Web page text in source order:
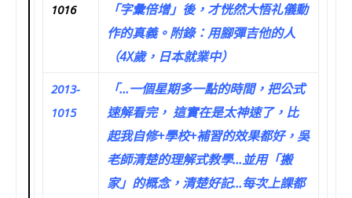
1016
「字彙倍增」後，才恍然大悟礼儀動
作的真義。附錄：用腳彈吉他的人
（4X歲，日本就業中）
2013-
1015
「…一個星期多一點的時間，把公式
速解看完， 這實在是太神速了，比
起我自修+學校+補習的效果都好，吳
老師清楚的理解式教學…並用「搬
家」的概念，清楚好記…每次上課都